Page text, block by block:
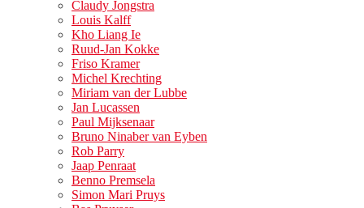
Claudy Jongstra
Louis Kalff
Kho Liang Ie
Ruud-Jan Kokke
Friso Kramer
Michel Krechting
Miriam van der Lubbe
Jan Lucassen
Paul Mijksenaar
Bruno Ninaber van Eyben
Rob Parry
Jaap Penraat
Benno Premsela
Simon Mari Pruys